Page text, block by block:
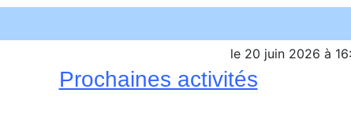
le 20 juin 2026 à
Prochaines activités